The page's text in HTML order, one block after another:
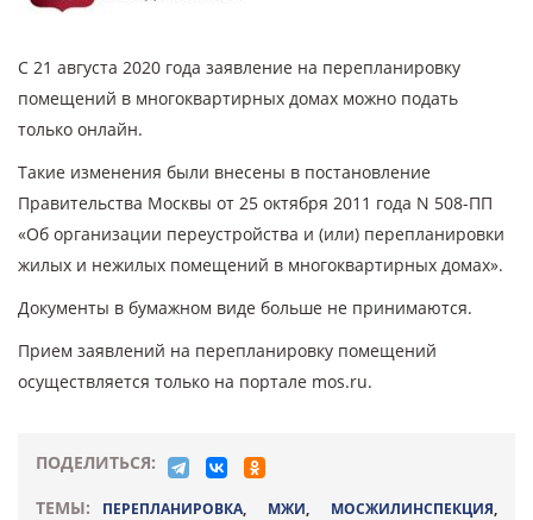
С 21 августа 2020 года заявление на перепланировку
помещений в многоквартирных домах можно подать
только онлайн.
Такие изменения были внесены в постановление
Правительства Москвы от 25 октября 2011 года N 508-ПП
«Об организации переустройства и (или) перепланировки
жилых и нежилых помещений в многоквартирных домах».
Документы в бумажном виде больше не принимаются.
Прием заявлений на перепланировку помещений
осуществляется только на портале mos.ru.
ПОДЕЛИТЬСЯ:
ТЕМЫ:
ПЕРЕПЛАНИРОВКА, МЖИ, МОСЖИЛИНСПЕКЦИЯ,